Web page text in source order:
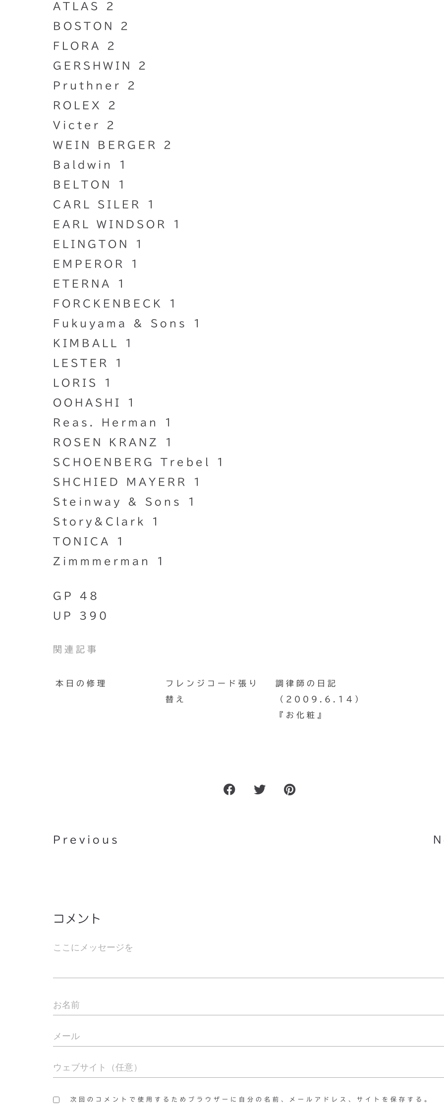
ATLAS 2
BOSTON 2
FLORA 2
GERSHWIN 2
Pruthner 2
ROLEX 2
Victer 2
WEIN BERGER 2
Baldwin 1
BELTON 1
CARL SILER 1
EARL WINDSOR 1
ELINGTON 1
EMPEROR 1
ETERNA 1
FORCKENBECK 1
Fukuyama & Sons 1
KIMBALL 1
LESTER 1
LORIS 1
OOHASHI 1
Reas. Herman 1
ROSEN KRANZ 1
SCHOENBERG Trebel 1
SHCHIED MAYERR 1
Steinway & Sons 1
Story&Clark 1
TONICA 1
Zimmmerman 1
GP 48
UP 390
関連記事
本日の修理
フレンジコード張り
替え
調律師の日記
（2009.6.14）
『お化粧』
Previous
『音楽ジャーナリスト&ライターの
コメント
次回のコメントで使用するためブラウザーに自分の名前、メールアドレス、サイトを保存する。